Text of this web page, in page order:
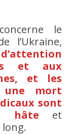
le
l’Ukraine,
et aux
et les
une mort
sont
hâte et
long.